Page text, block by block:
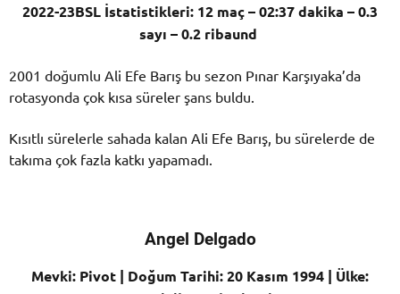
2022-23BSL İstatistikleri: 12 maç – 02:37 dakika – 0.3
sayı – 0.2 ribaund
2001 doğumlu Ali Efe Barış bu sezon Pınar Karşıyaka’da
rotasyonda çok kısa süreler şans buldu.
Kısıtlı sürelerle sahada kalan Ali Efe Barış, bu sürelerde de
takıma çok fazla katkı yapamadı.
Angel Delgado
Mevki: Pivot | Doğum Tarihi: 20 Kasım 1994 | Ülke: